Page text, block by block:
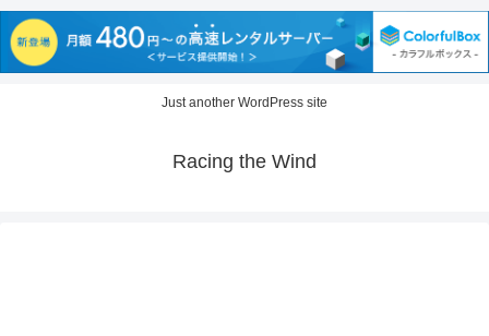
Just another WordPress site
Racing the Wind